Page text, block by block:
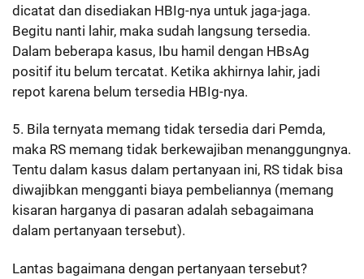
dicatat dan disediakan HBIg-nya untuk jaga-jaga.
Begitu nanti lahir, maka sudah langsung tersedia.
Dalam beberapa kasus, Ibu hamil dengan HBsAg
positif itu belum tercatat. Ketika akhirnya lahir, jadi
repot karena belum tersedia HBIg-nya.
5. Bila ternyata memang tidak tersedia dari Pemda,
maka RS memang tidak berkewajiban menanggungnya.
Tentu dalam kasus dalam pertanyaan ini, RS tidak bisa
diwajibkan mengganti biaya pembeliannya (memang
kisaran harganya di pasaran adalah sebagaimana
dalam pertanyaan tersebut).
Lantas bagaimana dengan pertanyaan tersebut?